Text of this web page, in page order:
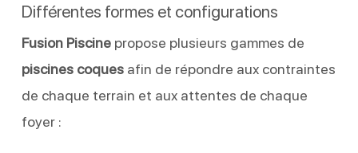
Différentes formes et configurations
Fusion Piscinepropose plusieurs gammes de
piscines coquesafin de répondre aux contraintes
de chaque terrain et aux attentes de chaque
foyer :